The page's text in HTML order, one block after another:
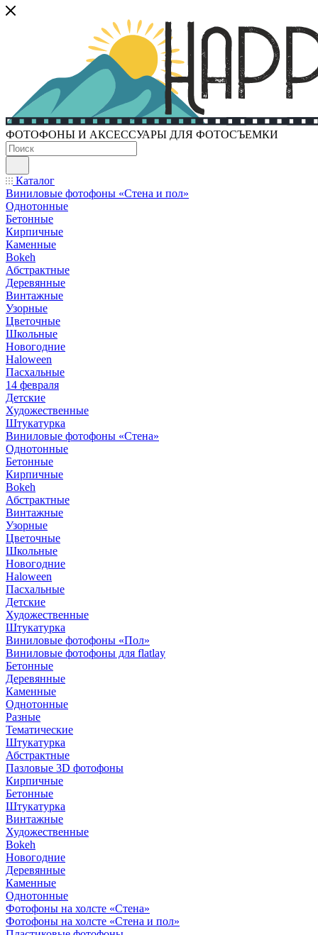
ФОТОФОНЫ И АКСЕССУАРЫ ДЛЯ ФОТОСЪЕМКИ
Каталог
Виниловые фотофоны «Стена и пол»
Однотонные
Бетонные
Кирпичные
Каменные
Bokeh
Абстрактные
Деревянные
Винтажные
Узорные
Цветочные
Школьные
Новогодние
Haloween
Пасхальные
14 февраля
Детские
Художественные
Штукатурка
Виниловые фотофоны «Стена»
Однотонные
Бетонные
Кирпичные
Bokeh
Абстрактные
Винтажные
Узорные
Цветочные
Школьные
Новогодние
Haloween
Пасхальные
Детские
Художественные
Штукатурка
Виниловые фотофоны «Пол»
Виниловые фотофоны для flatlay
Бетонные
Деревянные
Каменные
Однотонные
Разные
Тематические
Штукатурка
Абстрактные
Пазловые 3D фотофоны
Кирпичные
Бетонные
Штукатурка
Винтажные
Художественные
Bokeh
Новогодние
Деревянные
Каменные
Однотонные
Фотофоны на холсте «Стена»
Фотофоны на холсте «Стена и пол»